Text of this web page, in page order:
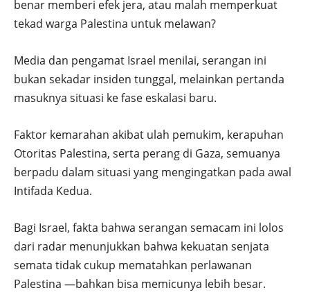
benar memberi efek jera, atau malah memperkuat
tekad warga Palestina untuk melawan?
Media dan pengamat Israel menilai, serangan ini
bukan sekadar insiden tunggal, melainkan pertanda
masuknya situasi ke fase eskalasi baru.
Faktor kemarahan akibat ulah pemukim, kerapuhan
Otoritas Palestina, serta perang di Gaza, semuanya
berpadu dalam situasi yang mengingatkan pada awal
Intifada Kedua.
Bagi Israel, fakta bahwa serangan semacam ini lolos
dari radar menunjukkan bahwa kekuatan senjata
semata tidak cukup mematahkan perlawanan
Palestina —bahkan bisa memicunya lebih besar.